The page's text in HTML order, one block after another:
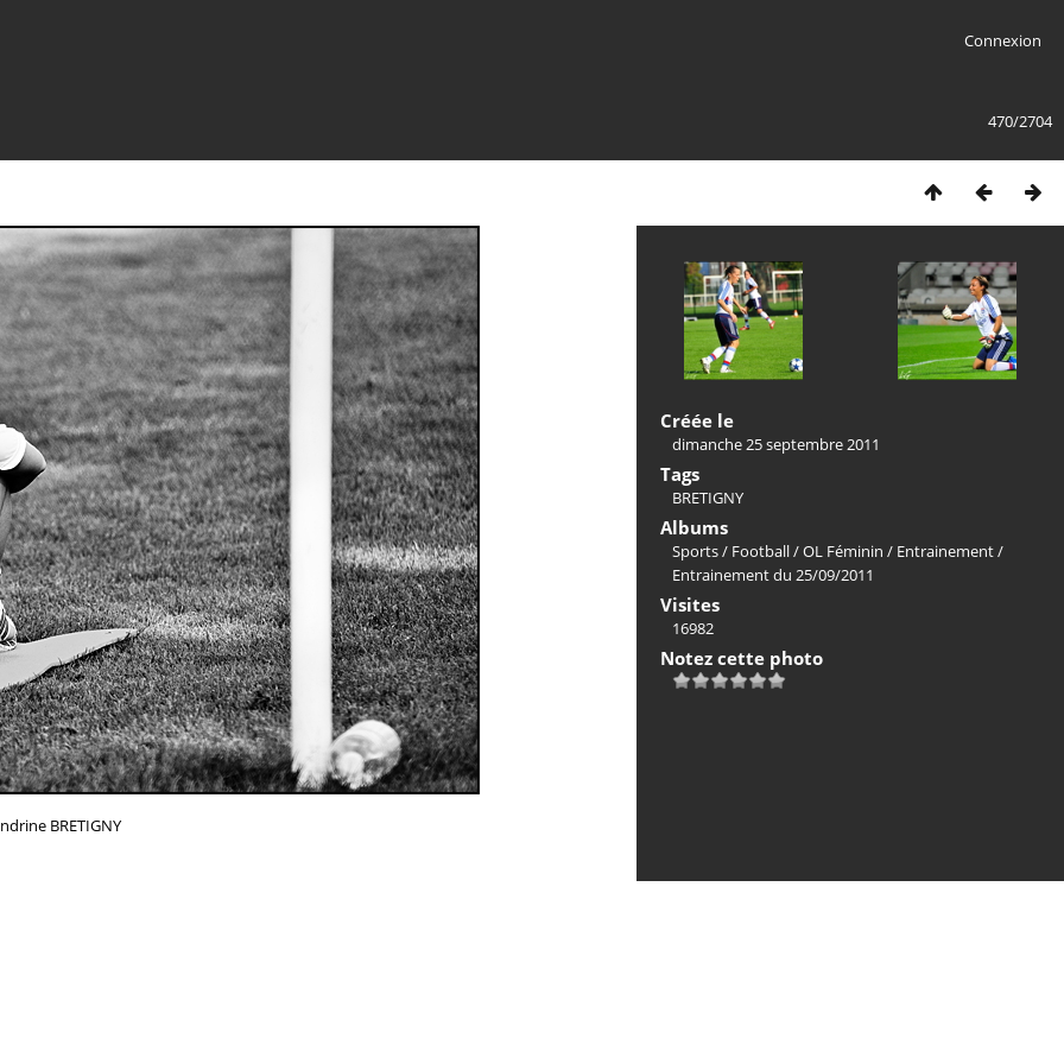
Connexion
470/2704
BRETIGNY
Créée le
dimanche 25 septembre 2011
Tags
BRETIGNY
Albums
Sports/ Football/OL Féminin / Entrainement/
Entrainement du 25/09/2011
Visites
16982
Notez cette photo